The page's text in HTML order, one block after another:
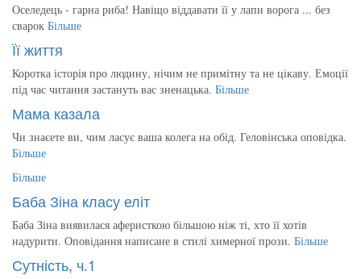
Оселедець - гарна риба! Навіщо віддавати її у лапи ворога ... без
сварок Більше
Її життя
Коротка історія про людину, нічим не примітну та не цікаву. Емоції
під час читання застануть вас зненацька. Більше
Мама казала
Чи знаєете ви, чим ласує ваша колега на обід. Геловінська оповідка.
Більше
Більше
Баба Зіна класу еліт
Баба Зіна виявилася аферисткою більшою ніж ті, хто її хотів
надурити. Оповідання написане в стилі химерної прози. Більше
Сутність, ч.1